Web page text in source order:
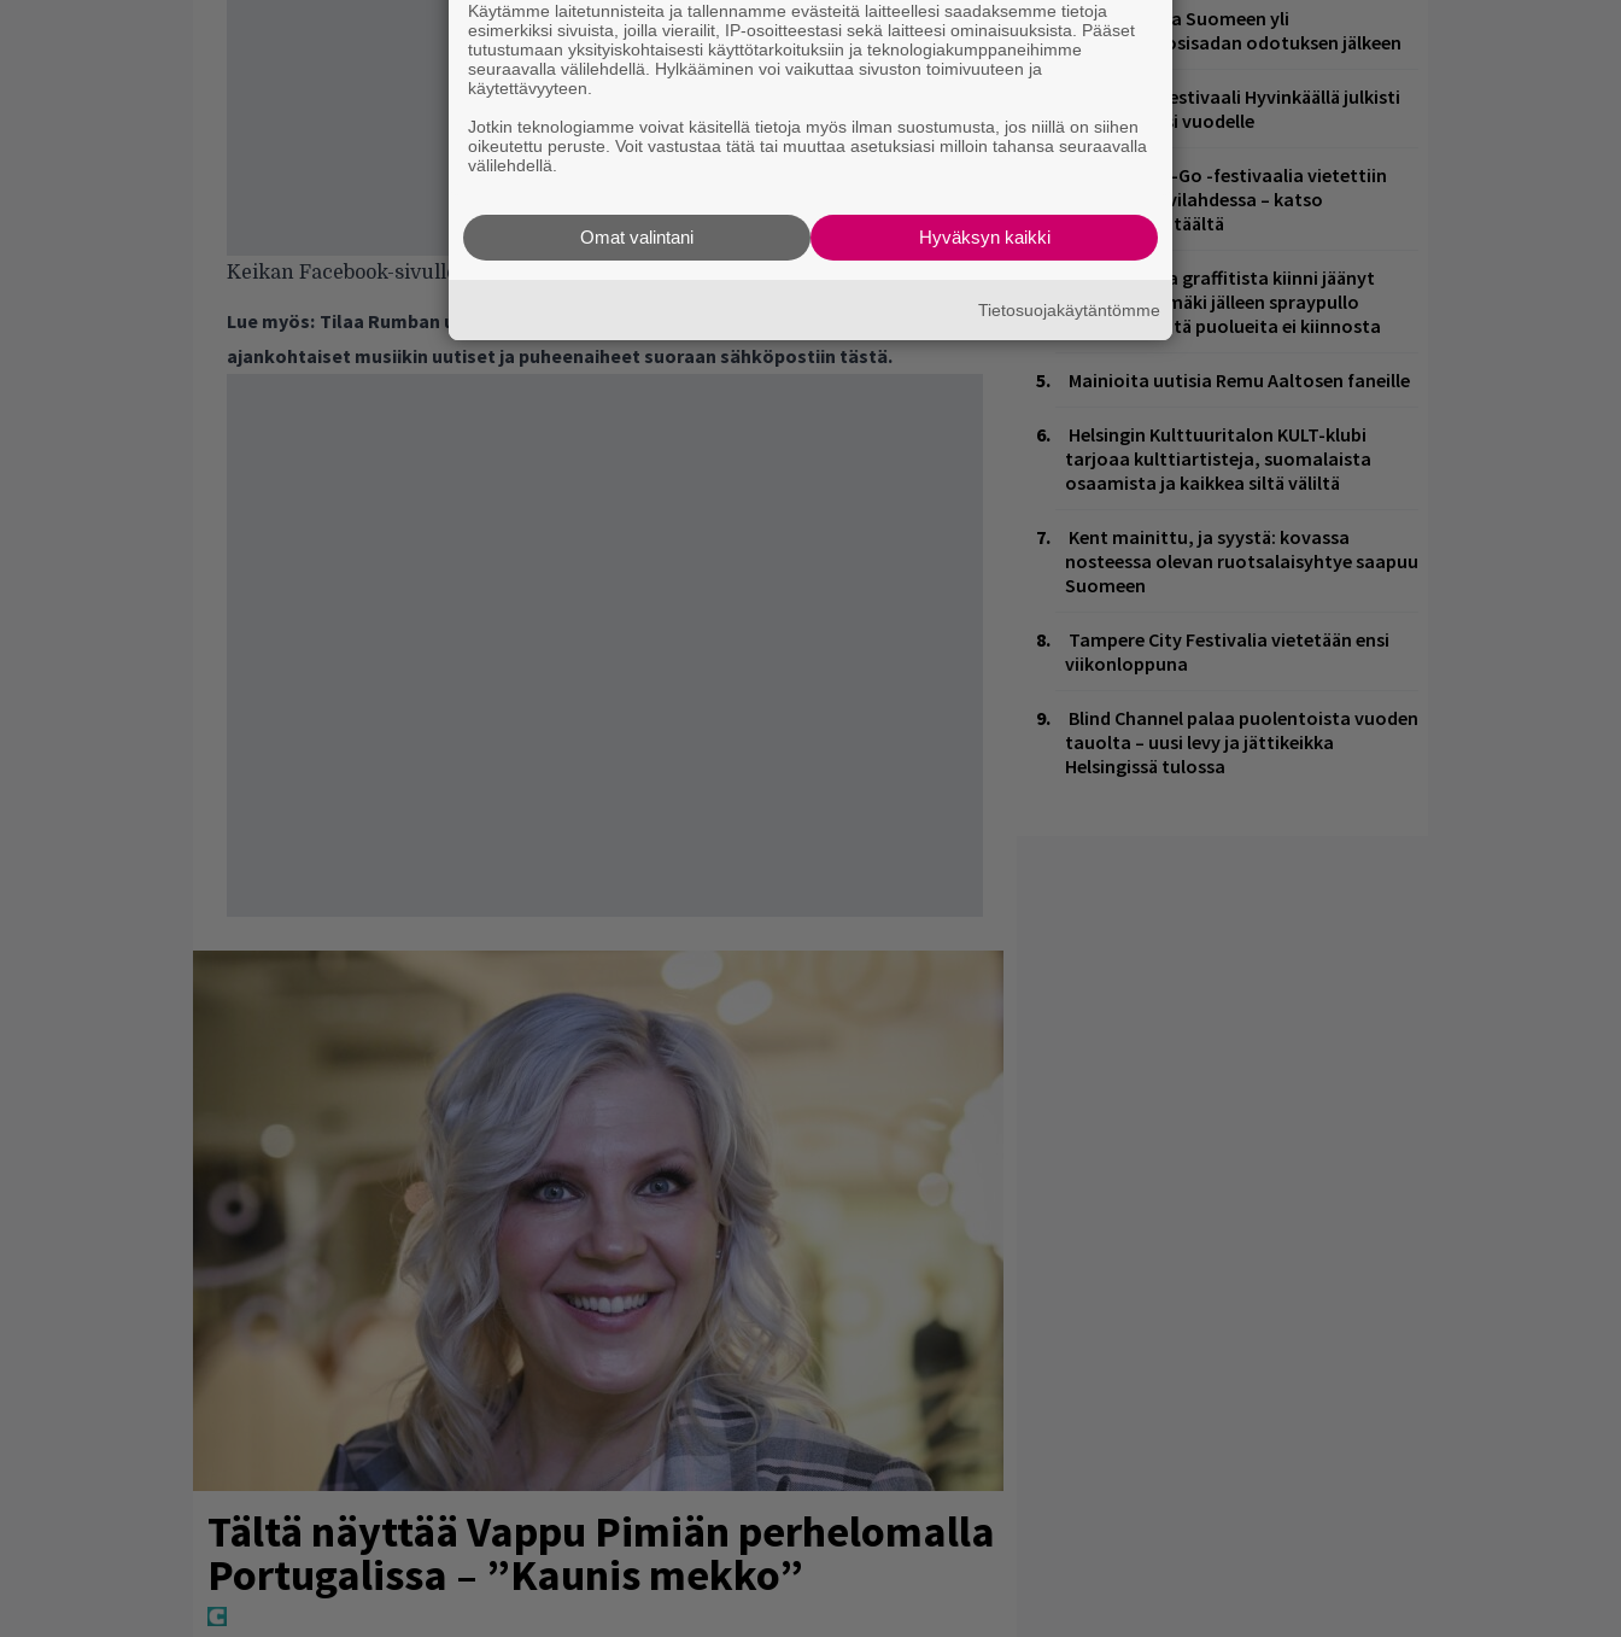
Keikan Facebook-sivulle pääset
Lue myös: Tilaa Rumban uutiskirje ja tiedät mistä kahvitauolla puhutaan! Nappaa
ajankohtaiset musiikin uutiset ja puheenaiheet suoraan sähköpostiin tästä.
Tältä näyttää Vappu Pimiän perhelomalla
Portugalissa – ”Kaunis mekko”
Weezer palaa Suomeen yli
neljännesvuosisadan odotuksen jälkeen
Äärimetallifestivaali Hyvinkäällä julkisti
esiintyjiä ensi vuodelle
Jytäkesä Go-Go -festivaalia vietettiin
Helsingin Suvilahdessa – katso
kuvagalleria täältä
Laittomasta graffitista kiinni jäänyt
Paavo Arhinmäki jälleen spraypullo
kädessä – näitä puolueita ei kiinnosta
Mainioita uutisia Remu Aaltosen faneille
Helsingin Kulttuuritalon KULT-klubi
tarjoaa kulttiartisteja, suomalaista
osaamista ja kaikkea siltä väliltä
Kent mainittu, ja syystä: kovassa
nosteessa olevan ruotsalaisyhtye saapuu
Suomeen
Tampere City Festivalia vietetään ensi
viikonloppuna
Blind Channel palaa puolentoista vuoden
tauolta – uusi levy ja jättikeikka
Helsingissä tulossa
Käytämme laitetunnisteita ja tallennamme evästeitä laitteellesi saadaksemme tietoja
esimerkiksi sivuista, joilla vierailit, IP-osoitteestasi sekä laitteesi ominaisuuksista. Pääset
tutustumaan yksityiskohtaisesti käyttötarkoituksiin ja teknologiakumppaneihimme
seuraavalla välilehdellä. Hylkääminen voi vaikuttaa sivuston toimivuuteen ja
käytettävyyteen.
Jotkin teknologiamme voivat käsitellä tietoja myös ilman suostumusta, jos niillä on siihen
oikeutettu peruste. Voit vastustaa tätä tai muuttaa asetuksiasi milloin tahansa seuraavalla
välilehdellä.
Hyväksyn kaikki
Omat valintani
Tietosuojakäytäntömme